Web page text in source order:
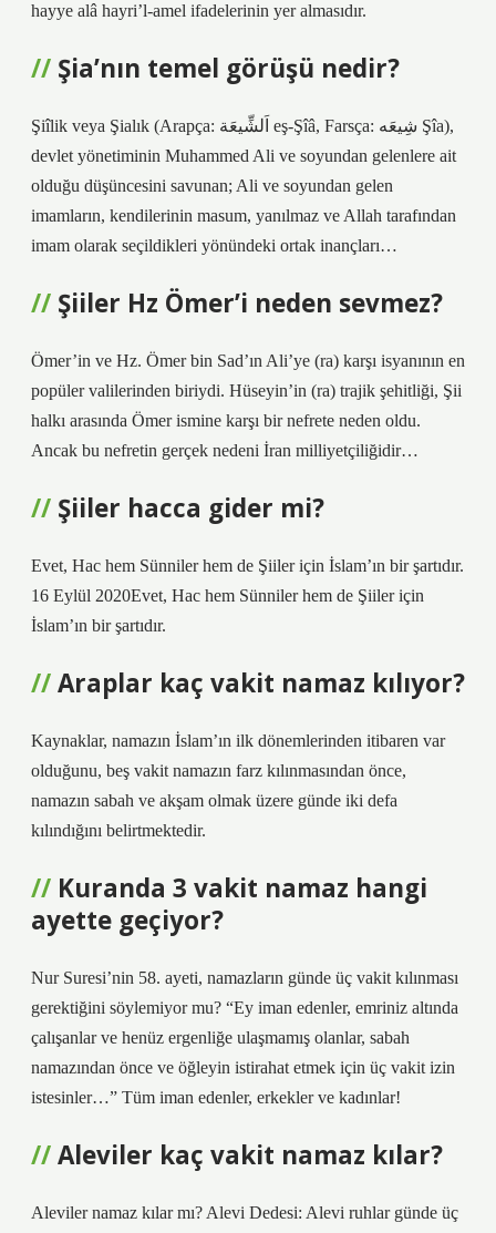
hayye alâ hayri’l-amel ifadelerinin yer almasıdır.
Şia’nın temel görüşü nedir?
Şiîlik veya Şialık (Arapça: اَلشِّيعَة eş-Şîâ, Farsça: شِیعَه Şîa),
devlet yönetiminin Muhammed Ali ve soyundan gelenlere ait
olduğu düşüncesini savunan; Ali ve soyundan gelen
imamların, kendilerinin masum, yanılmaz ve Allah tarafından
imam olarak seçildikleri yönündeki ortak inançları…
Şiiler Hz Ömer’i neden sevmez?
Ömer’in ve Hz. Ömer bin Sad’ın Ali’ye (ra) karşı isyanının en
popüler valilerinden biriydi. Hüseyin’in (ra) trajik şehitliği, Şii
halkı arasında Ömer ismine karşı bir nefrete neden oldu.
Ancak bu nefretin gerçek nedeni İran milliyetçiliğidir…
Şiiler hacca gider mi?
Evet, Hac hem Sünniler hem de Şiiler için İslam’ın bir şartıdır.
16 Eylül 2020Evet, Hac hem Sünniler hem de Şiiler için
İslam’ın bir şartıdır.
Araplar kaç vakit namaz kılıyor?
Kaynaklar, namazın İslam’ın ilk dönemlerinden itibaren var
olduğunu, beş vakit namazın farz kılınmasından önce,
namazın sabah ve akşam olmak üzere günde iki defa
kılındığını belirtmektedir.
Kuranda 3 vakit namaz hangi
ayette geçiyor?
Nur Suresi’nin 58. ayeti, namazların günde üç vakit kılınması
gerektiğini söylemiyor mu? “Ey iman edenler, emriniz altında
çalışanlar ve henüz ergenliğe ulaşmamış olanlar, sabah
namazından önce ve öğleyin istirahat etmek için üç vakit izin
istesinler…” Tüm iman edenler, erkekler ve kadınlar!
Aleviler kaç vakit namaz kılar?
Aleviler namaz kılar mı? Alevi Dedesi: Alevi ruhlar günde üç